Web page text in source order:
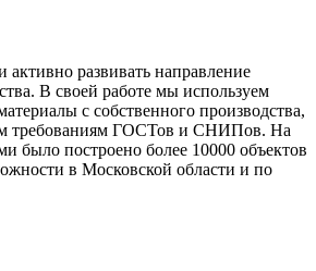
развивать направление
В своей работе мы используем
с собственного производства,
требованиям ГОСТов и СНИПов. На
было построено более 10000 объектов
в Московской области и по